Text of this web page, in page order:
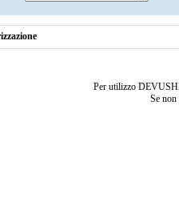
Per utilizzo
Se non